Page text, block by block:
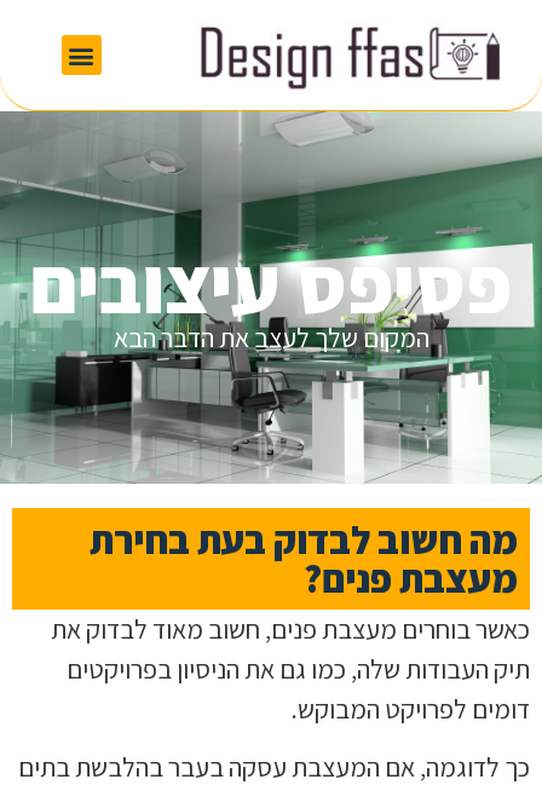
פסיפס עיצובים
המקום שלך לעצב את הדבר הבא
מה חשוב לבדוק בעת בחירת
מעצבת פנים?
כאשר בוחרים מעצבת פנים, חשוב מאוד לבדוק את
תיק העבודות שלה, כמו גם את הניסיון בפרויקטים
דומים לפרויקט המבוקש.
כך לדוגמה, אם המעצבת עסקה בעבר בהלבשת בתים